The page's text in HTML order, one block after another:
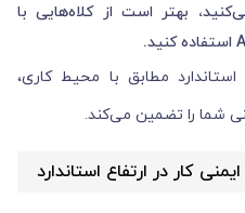
بهتر است از کلاه‌هایی با
استاندارد مطابق با محیط کاری،
شما را تضمین می‌کند.
کار در ارتفاع استاندارد